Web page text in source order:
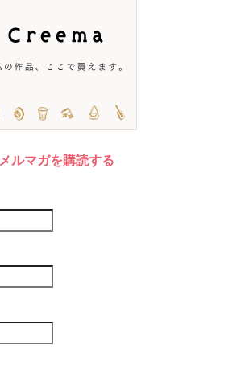
メルマガを購読する